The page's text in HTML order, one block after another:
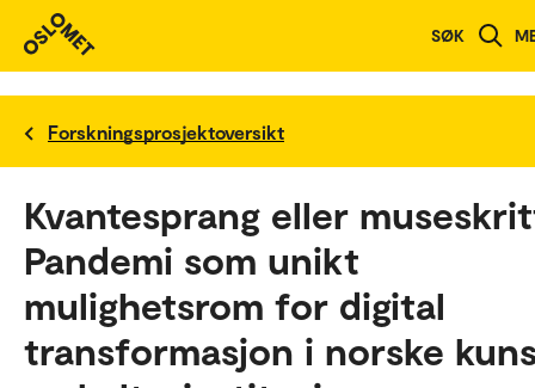
SØK
Forskningsprosjektoversikt
Kvantesprang eller
Pandemi som unikt
mulighetsrom for digital
transformasjon i norske